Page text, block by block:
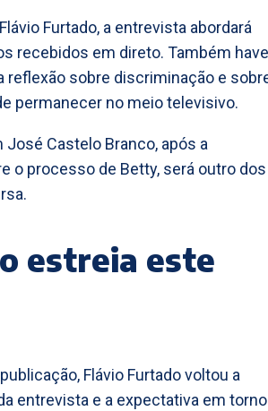
Furtado, a entrevista abordará
recebidos em direto. Também
reflexão sobre discriminação e
permanecer no meio televisivo.
Castelo Branco, após a
o processo de Betty, será outro dos
estreia este
Flávio Furtado voltou a
entrevista e a expectativa em torno